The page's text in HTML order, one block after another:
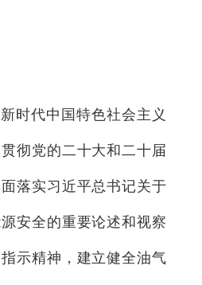
时代中国特色社会主义
彻党的二十大和二十届
落实习近平总书记关于
安全的重要论述和视察
示精神，建立健全油气